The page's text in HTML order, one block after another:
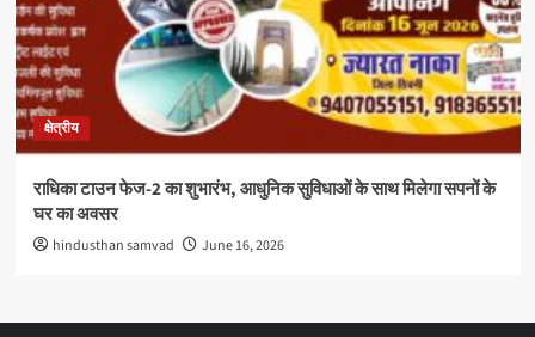
क्षेत्रीय
राधिका टाउन फेज-2 का शुभारंभ, आधुनिक सुविधाओं के साथ मिलेगा सपनों के
घर का अवसर
hindusthan samvad June 16, 2026